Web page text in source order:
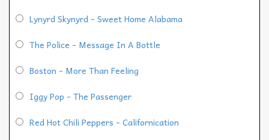
Lynyrd Skynyrd - Sweet Home Alabama
The Police - Message In A Bottle
Boston - More Than Feeling
Iggy Pop - The Passenger
Red Hot Chili Peppers - Californication